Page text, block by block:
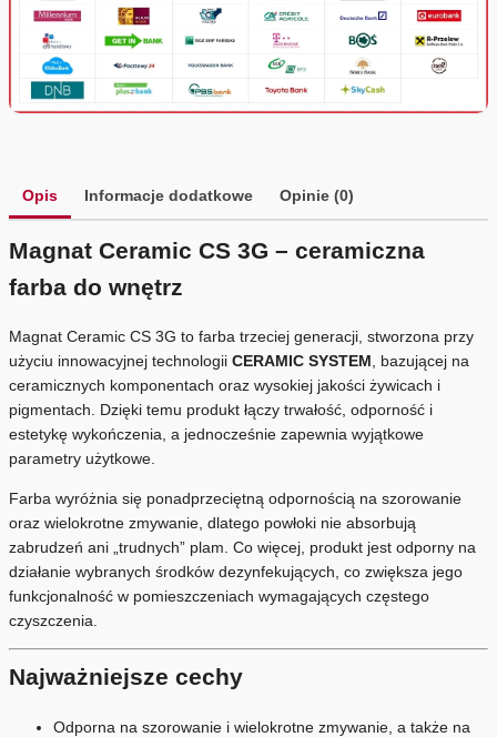
Opis Informacje dodatkowe Opinie (0)
Magnat Ceramic CS 3G – ceramiczna
farba do wnętrz
Magnat Ceramic CS 3G to farba trzeciej generacji, stworzona przy
użyciu innowacyjnej technologii CERAMIC SYSTEM , bazującej na
ceramicznych komponentach oraz wysokiej jakości żywicach i
pigmentach. Dzięki temu produkt łączy trwałość, odporność i
estetykę wykończenia, a jednocześnie zapewnia wyjątkowe
parametry użytkowe.
Farba wyróżnia się ponadprzeciętną odpornością na szorowanie
oraz wielokrotne zmywanie, dlatego powłoki nie absorbują
zabrudzeń ani „trudnych” plam. Co więcej, produkt jest odporny na
działanie wybranych środków dezynfekujących, co zwiększa jego
funkcjonalność w pomieszczeniach wymagających częstego
czyszczenia.
Najważniejsze cechy
Odporna na szorowanie i wielokrotne zmywanie, a także na